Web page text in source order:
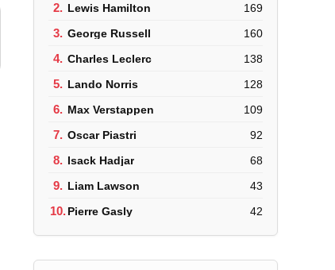
2. Lewis Hamilton 169
3. George Russell 160
4. Charles Leclerc 138
5. Lando Norris 128
6. Max Verstappen 109
7. Oscar Piastri 92
8. Isack Hadjar 68
9. Liam Lawson 43
10.Pierre Gasly 42